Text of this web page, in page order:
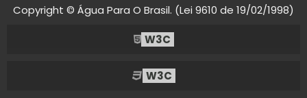
Copyright © Água Para O Brasil. (Lei 9610 de 19/02/1998)
W3C
W3C